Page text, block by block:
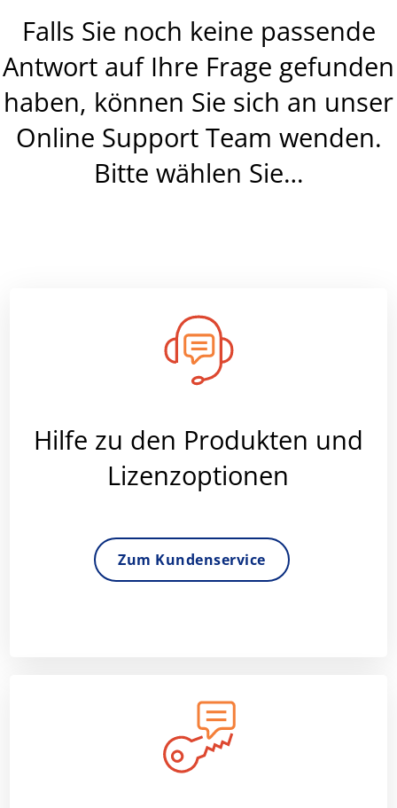
Falls Sie noch keine passende
Antwort auf Ihre Frage gefunden
haben, können Sie sich an unser
Online Support Team wenden.
Bitte wählen Sie…
Hilfe zu den Produkten und
Lizenzoptionen
Zum Kundenservice